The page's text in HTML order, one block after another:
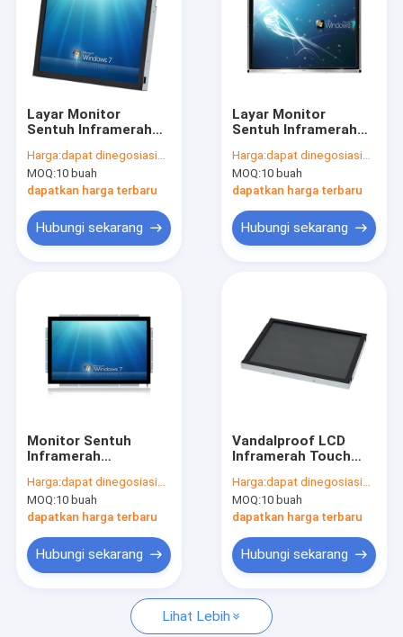
Tentang kita
Wisata pabrik
Berita
Semua Kasus
Monitor Sentuh PCAP
Layar Monitor
Sentuh Inframerah
Cocok IP65 Tahan Air
15 Inch
Harga:dapat dinegosiasikan
MOQ:10 buah
dapatkan harga terbaru
Hubungi sekarang
Layar Monitor
Sentuh Inframerah
VESA Wall Mount
Waterproof
Harga:dapat dinegosiasikan
MOQ:10 buah
dapatkan harga terbaru
Hubungi sekarang
Monitor Sentuh
Inframerah
Harga:dapat dinegosiasikan
MOQ:10 buah
dapatkan harga terbaru
Hubungi sekarang
Vandalproof LCD
Inframerah Touch
Terbuka Anti Silau
Harga:dapat dinegosiasikan
MOQ:10 buah
dapatkan harga terbaru
Hubungi sekarang
Lihat Lebih